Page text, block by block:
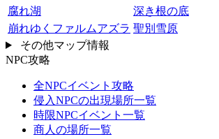
腐れ湖
深き根の底
崩れゆくファルムアズラ 聖別雪原
その他マップ情報
NPC攻略
全NPCイベント攻略
侵入NPCの出現場所一覧
時限NPCイベント一覧
商人の場所一覧